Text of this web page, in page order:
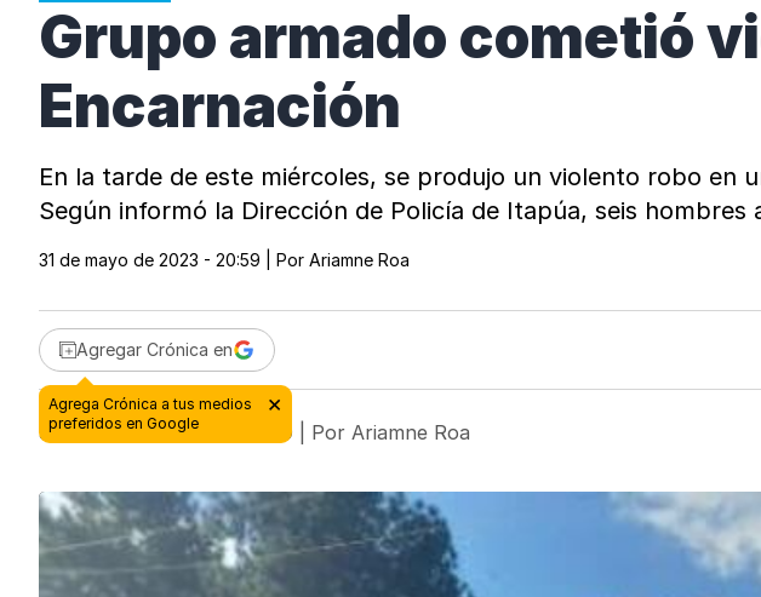
Grupo armado cometió
Encarnación
En la tarde de este miércoles, se produjo un violento robo en
Según informó la Dirección de Policía de Itapúa, seis
31 de mayo de 2023 - 20:59 | Por Ariamne Roa
Agregar Crónica en
31 de mayo de 2023 - 20:59 | Por Ariamne Roa